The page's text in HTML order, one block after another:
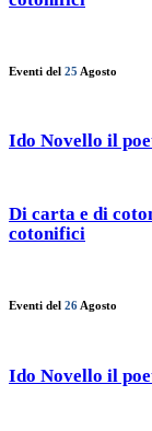
Eventi del 25 Agosto
Ido Novello il
Di carta e di
cotonifici
Eventi del 26 Agosto
Ido Novello il